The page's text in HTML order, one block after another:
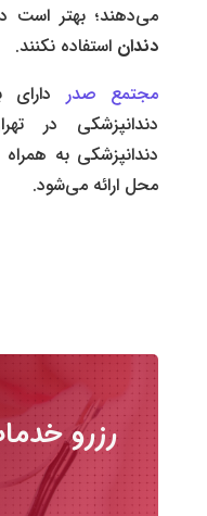
می‌دهند؛ بهتر است
دندان استفاده نکنند.
مجتمع صدر
دندانپزشکی در
دندانپزشکی به همراه
محل ارائه می‌شود.
رزرو